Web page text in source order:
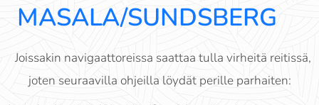
MASALA/SUNDSBERG
Joissakin navigaattoreissa saattaa tulla virheitä reitissä,
joten seuraavilla ohjeilla löydät perille parhaiten: